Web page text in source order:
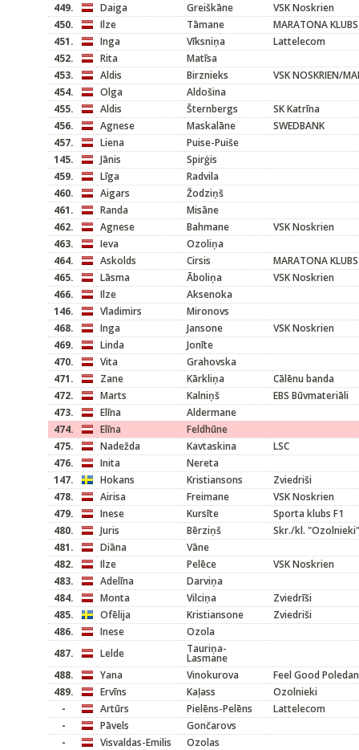
449.
Daiga Greiškāne
VSK Noskrien
450.
Ilze Tāmane
MARATONA KLUBS
451.
Inga Vīksniņa
Lattelecom
452.
Rita
Matīsa
453.
Aldis Birznieks
VSK NOSKRIEN/
454.
Olga
Aldošina
455.
Aldis Šternbergs
SK Katrīna
456.
Agnese Maskalāne
SWEDBANK
457.
Liena
Puise-Puiše
145.
Jānis
Spirģis
459.
Līga
Radvila
460.
Aigars
Žodziņš
461.
Randa
Misāne
462.
Agnese Bahmane
VSK Noskrien
463.
Ieva
Ozoliņa
464.
Askolds Cirsis
MARATONA KLUBS
465.
Lāsma Āboliņa
VSK Noskrien
466.
Ilze
Aksenoka
146.
Vladimirs
Mironovs
468.
Inga Jansone
VSK Noskrien
469.
Linda
Jonīte
470.
Vita
Grahovska
471.
Zane Kārkliņa
Cālēnu banda
472.
Marts Kalniņš
EBS Būvmateriāli
473.
Elīna
Aldermane
474.
Elīna
Feldhūne
475.
Nadežda Kavtaskina
LSC
476.
Inita
Nereta
147.
Hokans Kristiansons
Zviedriši
478.
Airisa Freimane
VSK Noskrien
479.
Inese Kursīte
Sporta klubs F1
480.
Juris Bērziņš
Skr./kl. "Ozolnieki"
481.
Diāna
Vāne
482.
Ilze Pelēce
VSK Noskrien
483.
Adelīna
Darviņa
484.
Monta Vilciņa
Zviedrīši
485.
Ofēlija Kristiansone
Zviedriši
486.
Inese
Ozola
487.
Lelde Tauriņa-
Lasmane
488.
Yana Vinokurova
Feel Good
489.
Ervīns Kaļass
Ozolnieki
-
Artūrs Pielēns-Pelēns
Lattelecom
-
Pāvels
Gončarovs
-
Visvaldas-Emilis Ozolas